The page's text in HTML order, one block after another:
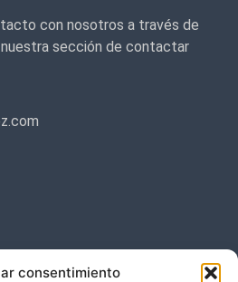
consentimiento
con nosotros a través de
sección de contactar